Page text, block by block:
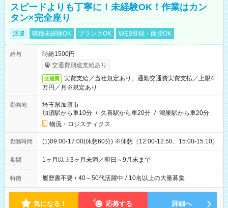
スピードよりも丁寧に！未経験OK！作業はカン
タン×完全座り
派遣 職種未経験OK ブランクOK WEB登録・面接OK
給与
時給1500円
交通費別途支給あり
交通費
実費支給／当社規定あり。通勤交通費実費支払／上限4
万円／月※規定あり
勤務地
埼玉県加須市
加須駅から車10分 / 久喜駅から車20分 / 鴻巣駅から車20分
物流・ロジスティクス
勤務時間 (1)09:00-17:00(休憩60分) ※休憩（12:00-12:50、15:00-15:10）
期間 1ヶ月以上3ヶ月未満／即日～9月末まで
特徴 履歴書不要 / 40～50代活躍中 / 10名以上の大量募集
気になる！ 応募する 詳細へ